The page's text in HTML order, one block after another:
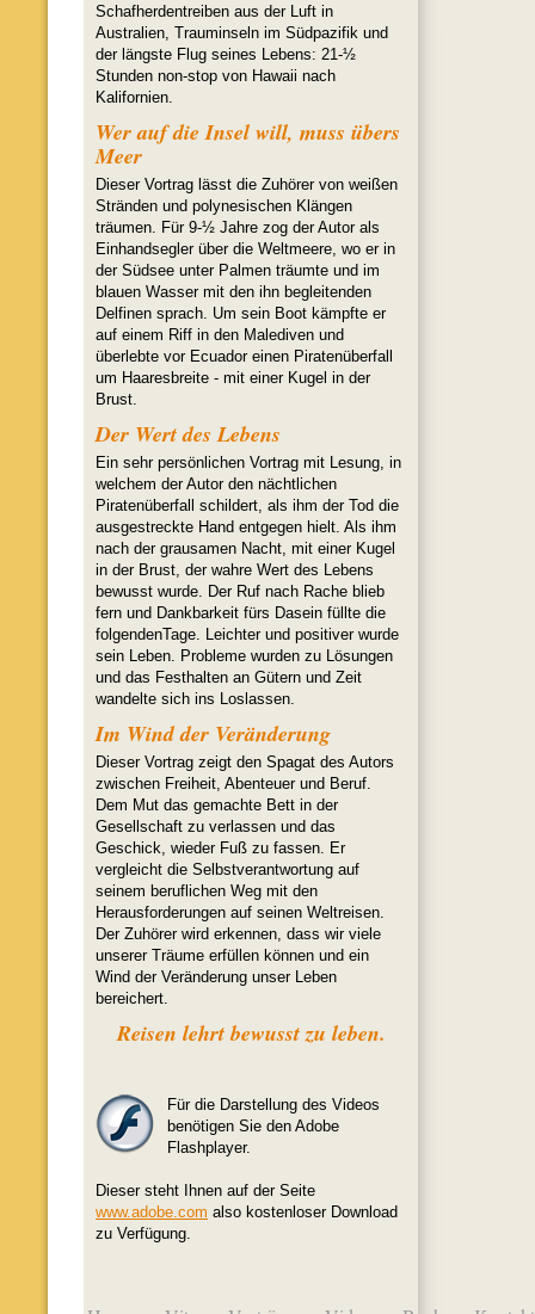
Schafherdentreiben aus der Luft in
Australien, Trauminseln im Südpazifik und
der längste Flug seines Lebens: 21-½
Stunden non-stop von Hawaii nach
Kalifornien.
Wer auf die Insel will, muss übers
Meer
Dieser Vortrag lässt die Zuhörer von weißen
Stränden und polynesischen Klängen
träumen. Für 9-½ Jahre zog der Autor als
Einhandsegler über die Weltmeere, wo er in
der Südsee unter Palmen träumte und im
blauen Wasser mit den ihn begleitenden
Delfinen sprach. Um sein Boot kämpfte er
auf einem Riff in den Malediven und
überlebte vor Ecuador einen Piratenüberfall
um Haaresbreite - mit einer Kugel in der
Brust.
Der Wert des Lebens
Ein sehr persönlichen Vortrag mit Lesung, in
welchem der Autor den nächtlichen
Piratenüberfall schildert, als ihm der Tod die
ausgestreckte Hand entgegen hielt. Als ihm
nach der grausamen Nacht, mit einer Kugel
in der Brust, der wahre Wert des Lebens
bewusst wurde. Der Ruf nach Rache blieb
fern und Dankbarkeit fürs Dasein füllte die
folgendenTage. Leichter und positiver wurde
sein Leben. Probleme wurden zu Lösungen
und das Festhalten an Gütern und Zeit
wandelte sich ins Loslassen.
Im Wind der Veränderung
Dieser Vortrag zeigt den Spagat des Autors
zwischen Freiheit, Abenteuer und Beruf.
Dem Mut das gemachte Bett in der
Gesellschaft zu verlassen und das
Geschick, wieder Fuß zu fassen. Er
vergleicht die Selbstverantwortung auf
seinem beruflichen Weg mit den
Herausforderungen auf seinen Weltreisen.
Der Zuhörer wird erkennen, dass wir viele
unserer Träume erfüllen können und ein
Wind der Veränderung unser Leben
bereichert.
Reisen lehrt bewusst zu leben.
Für die Darstellung des Videos
benötigen Sie den Adobe
Flashplayer.
Dieser steht Ihnen auf der Seite
www.adobe.com also kostenloser Download
zu Verfügung.